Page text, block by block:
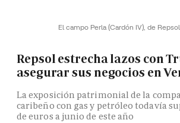
El campo Perla (Cardón IV), de
Repsol estrecha lazos con
asegurar sus negocios en
La exposición patrimonial de la
caribeño con gas y petróleo todavía
de euros a junio de este año